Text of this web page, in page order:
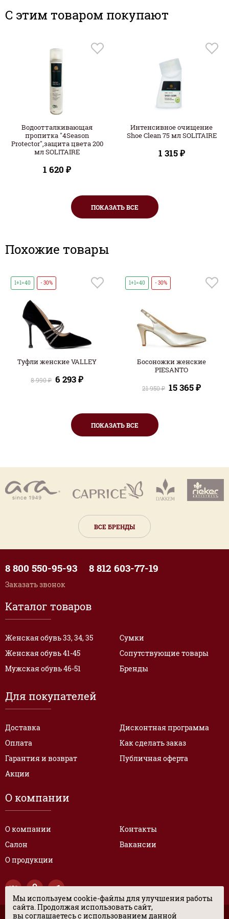
C этим товаром покупают
Водоотталкивающая
пропитка "4Season
Protector",защита цвета 200
мл SOLITAIRE
1 620 ₽
Интенсивное очищение
Shoe Clean 75 мл SOLITAIRE
1 315 ₽
ПОКАЗАТЬ ВСЕ
Похожие товары
1+1=40 - 30%
Туфли женские VALLEY
8 990 ₽ 6 293 ₽
1+1=40 - 30%
Босоножки женские
PIESANTO
21 950 ₽ 15 365 ₽
ПОКАЗАТЬ ВСЕ
ВСЕ БРЕНДЫ
Каталог товаров
Женская обувь 33, 34, 35
Женская обувь 41-45
Мужская обувь 46-51
Сумки
Сопутствующие товары
Бренды
Для покупателей
Доставка
Оплата
Гарантия и возврат
Акции
Дисконтная программа
Как сделать заказ
Публичная оферта
О компании
О компании
Салон
О продукции
Контакты
Вакансии
8 800 550-95-93 8 812 603-77-19
Заказать звонок
Мы используем cookie-файлы для улучшения работы
сайта. Продолжая использовать сайт,
вы соглашаетесь с использованием данной